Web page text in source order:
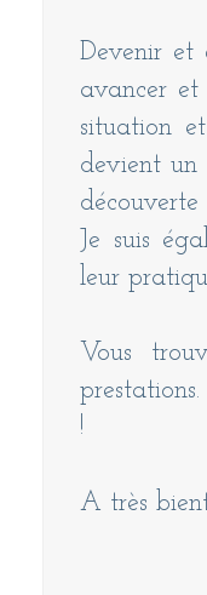
Devenir et
avancer et
situation
devient un
découverte
Je suis
leur
Vous
!
A très